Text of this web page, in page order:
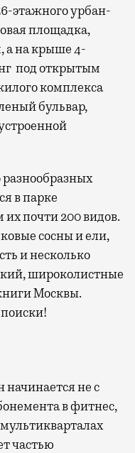
этажного урбан-
площадка,
а на крыше 4-
под открытым
комплекса
бульвар,
в парке
ихпочти 200 видов.
сосны и ели,
и несколько
широколистные
Москвы.
не с
в фитнес,
частью